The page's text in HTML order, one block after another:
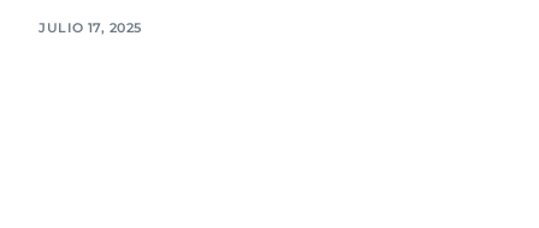
JULIO 17, 2025